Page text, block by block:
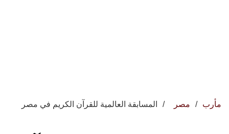
مأرب مصر المسابقة العالمية للقرآن الكريم في مصر